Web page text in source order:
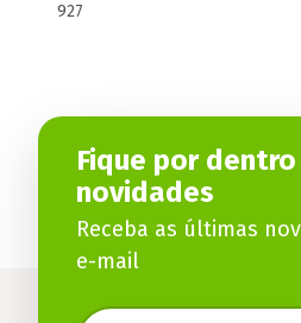
927
Fique por
novidades
Receba as últimas
e-mail